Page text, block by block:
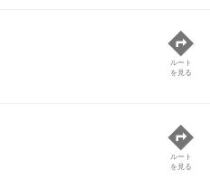
ルート
を見る
ルート
を見る